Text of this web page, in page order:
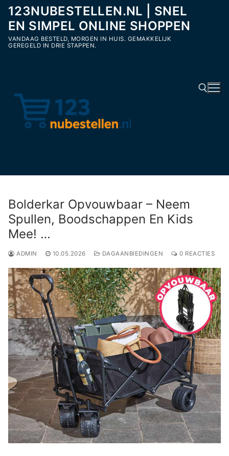
Ga
naar
de
inhoud
123NUBESTELLEN.NL | SNEL
EN SIMPEL ONLINE SHOPPEN
VANDAAG BESTELD, MORGEN IN HUIS. GEMAKKELIJK
GEREGELD IN DRIE STAPPEN.
Zoeken naar:
Bolderkar Opvouwbaar – Neem
Spullen, Boodschappen En Kids
Mee! …
ADMIN 10.05.2026 DAGAANBIEDINGEN 0 REACTIES